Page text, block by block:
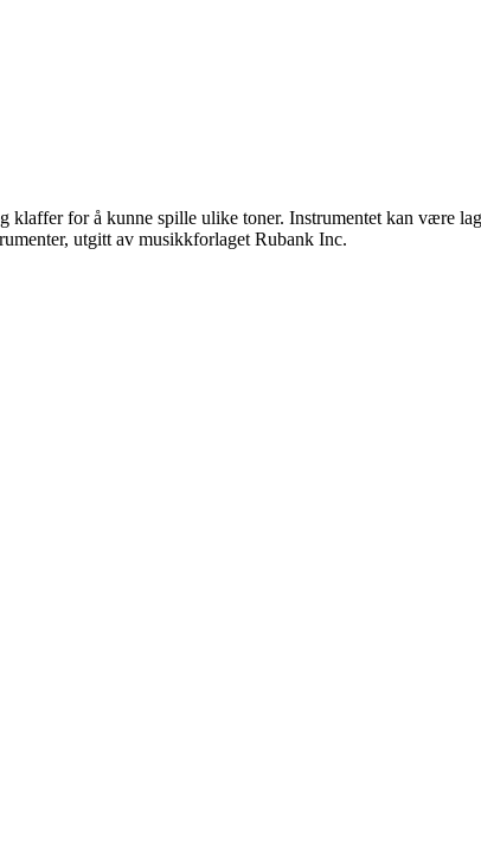
for å kunne spille ulike toner. Instrumentet kan være
utgitt av musikkforlaget Rubank Inc.